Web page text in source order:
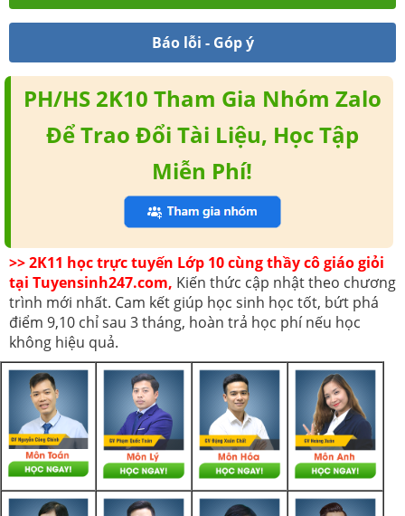
Báo lỗi - Góp ý
PH/HS 2K10 Tham Gia Nhóm Zalo
Để Trao Đổi Tài Liệu, Học Tập
Miễn Phí!
>> 2K11 học trực tuyến Lớp 10 cùng thầy cô giáo giỏi
tại Tuyensinh247.com, Kiến thức cập nhật theo chương
trình mới nhất. Cam kết giúp học sinh học tốt, bứt phá
điểm 9,10 chỉ sau 3 tháng, hoàn trả học phí nếu học
không hiệu quả.